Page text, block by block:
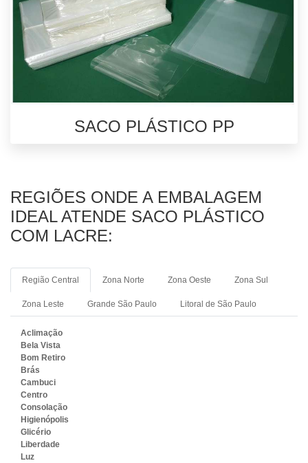
SACO PLÁSTICO PP
REGIÕES ONDE A EMBALAGEM
IDEAL ATENDE SACO PLÁSTICO
COM LACRE:
Região Central Zona Norte Zona Oeste Zona Sul
Zona Leste Grande São Paulo Litoral de São Paulo
Aclimação
Bela Vista
Bom Retiro
Brás
Cambuci
Centro
Consolação
Higienópolis
Glicério
Liberdade
Luz